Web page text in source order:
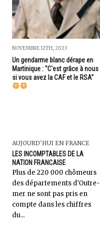
NOVEMBRE 12TH, 2023
Un gendarme blanc dérape en
Martinique : "C'est grâce à nous
si vous avez la CAF et le RSA"
AUJOURD'HUI EN FRANCE
LES INCOMPTABLES DE LA
NATION FRANCAISE
Plus de 220 000 chômeurs
des départements d'Outre-
mer ne sont pas pris en
compte dans les chiffres
du...